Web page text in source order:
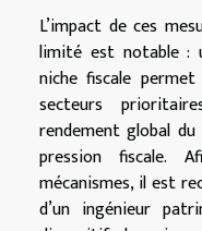
L’impact de ces
limité est notable :
niche fiscale
secteurs
rendement global
pression fiscale.
mécanismes, il est
d’un ingénieur